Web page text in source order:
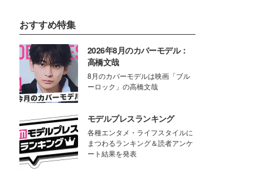
おすすめ特集
2026年8月のカバーモデル：
高橋文哉
8月のカバーモデルは映画「ブル
ーロック」の高橋文哉
モデルプレスランキング
各種エンタメ・ライフスタイルに
まつわるランキング＆読者アンケ
ート結果を発表